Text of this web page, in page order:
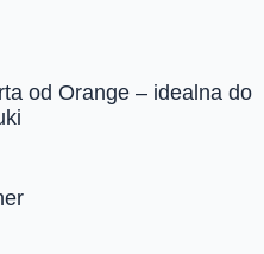
od Orange – idealna do